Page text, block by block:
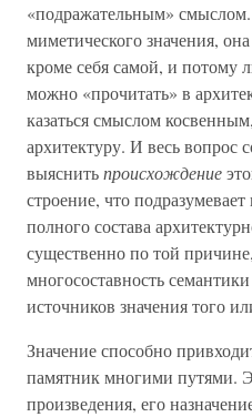
«подражательным»
миметического значения,
кроме себя самой, и потому
можно «прочитать» в
казаться смыслом
архитектуру. И весь вопрос
выяснитьпроисхождение
строение, что
полного состава
существенно по той
многосоставность
источников значения того
Значение способно
памятник многими путями.
произведения, его